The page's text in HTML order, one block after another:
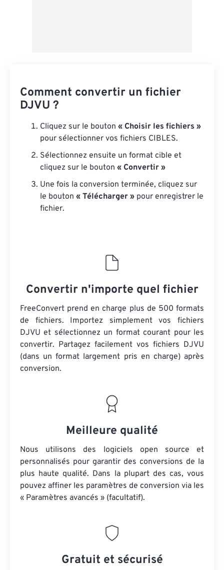
Comment convertir un fichier
DJVU ?
Cliquez sur le bouton « Choisir les fichiers »
pour sélectionner vos fichiers CIBLES.
Sélectionnez ensuite un format cible et
cliquez sur le bouton « Convertir »
Une fois la conversion terminée, cliquez sur
le bouton « Télécharger » pour enregistrer le
fichier.
Convertir n'importe quel fichier
FreeConvert prend en charge plus de 500 formats
de fichiers. Importez simplement vos fichiers
DJVU et sélectionnez un format courant pour les
convertir. Partagez facilement vos fichiers DJVU
(dans un format largement pris en charge) après
conversion.
Meilleure qualité
Nous utilisons des logiciels open source et
personnalisés pour garantir des conversions de la
plus haute qualité. Dans la plupart des cas, vous
pouvez affiner les paramètres de conversion via les
« Paramètres avancés » (facultatif).
Gratuit et sécurisé